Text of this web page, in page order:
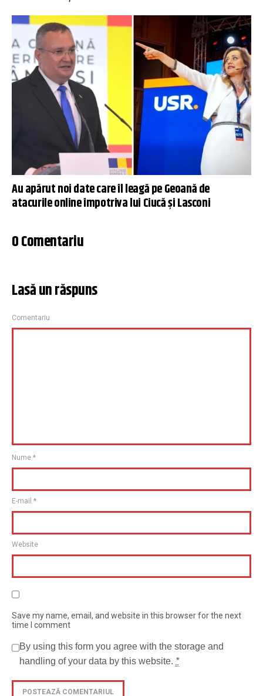
Au apărut noi date care îl leagă pe Geoană de
atacurile online împotriva lui Ciucă și Lasconi
0 Comentariu
Lasă un răspuns
Comentariu
Nume *
E-mail *
Website
Save my name, email, and website in this browser for the next
time I comment
By using this form you agree with the storage and
handling of your data by this website. *